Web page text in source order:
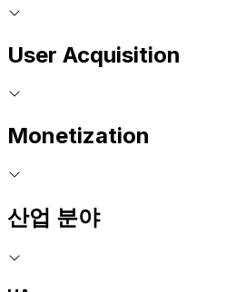
User Acquisition
Monetization
산업 분야